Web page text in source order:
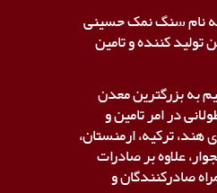
نام سنگ نمک حسینی
کننده و تامین
به بزرگترین معدن
در امر تامین و
ترکیه، ارمنستان،
علاوه بر صادرات
صادرکنندگان و